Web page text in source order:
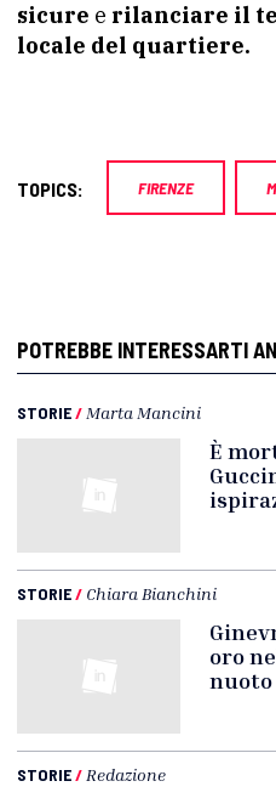
sicure e rilanciare il
locale del quartiere.
TOPICS: FIRENZE
POTREBBE INTERESSARTI
STORIE/ Marta Mancini
È
STORIE/ Chiara Bianchini
oro
nuoto
STORIE/ Redazione